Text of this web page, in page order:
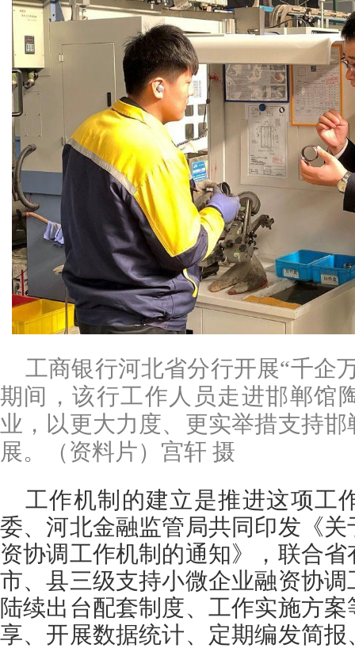
工商银行河北省分行开展“千企
期间，该行工作人员走进邯郸馆
业，以更大力度、更实举措支持
展。（资料片）宫轩 摄
工作机制的建立是推进这项工
委、河北金融监管局共同印发《
资协调工作机制的通知》，联合
市、县三级支持小微企业融资协
陆续出台配套制度、工作实施方
享、开展数据统计、定期编发简